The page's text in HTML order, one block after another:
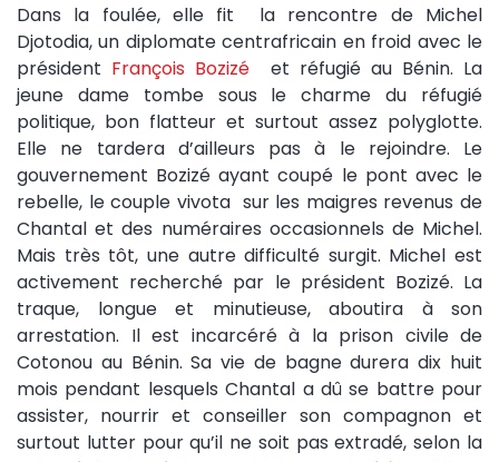
Dans la foulée, elle fit la rencontre de Michel
Djotodia, un diplomate centrafricain en froid avec le
président François Bozizé et réfugié au Bénin. La
jeune dame tombe sous le charme du réfugié
politique, bon flatteur et surtout assez polyglotte.
Elle ne tardera d’ailleurs pas à le rejoindre. Le
gouvernement Bozizé ayant coupé le pont avec le
rebelle, le couple vivota sur les maigres revenus de
Chantal et des numéraires occasionnels de Michel.
Mais très tôt, une autre difficulté surgit. Michel est
activement recherché par le président Bozizé. La
traque, longue et minutieuse, aboutira à son
arrestation. Il est incarcéré à la prison civile de
Cotonou au Bénin. Sa vie de bagne durera dix huit
mois pendant lesquels Chantal a dû se battre pour
assister, nourrir et conseiller son compagnon et
surtout lutter pour qu’il ne soit pas extradé, selon la